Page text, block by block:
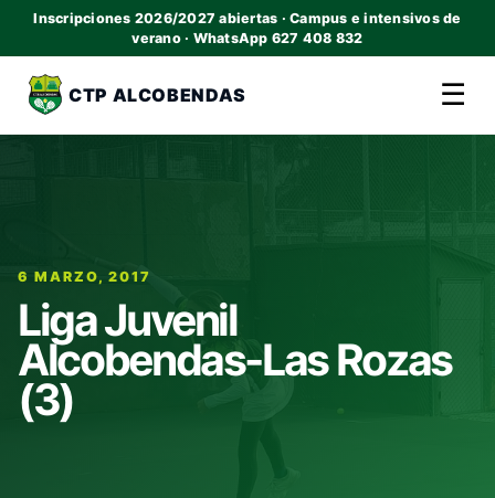
Inscripciones 2026/2027 abiertas · Campus e intensivos de
verano · WhatsApp 627 408 832
CTP ALCOBENDAS ☰
6 MARZO, 2017
Liga Juvenil
Alcobendas-Las Rozas
(3)